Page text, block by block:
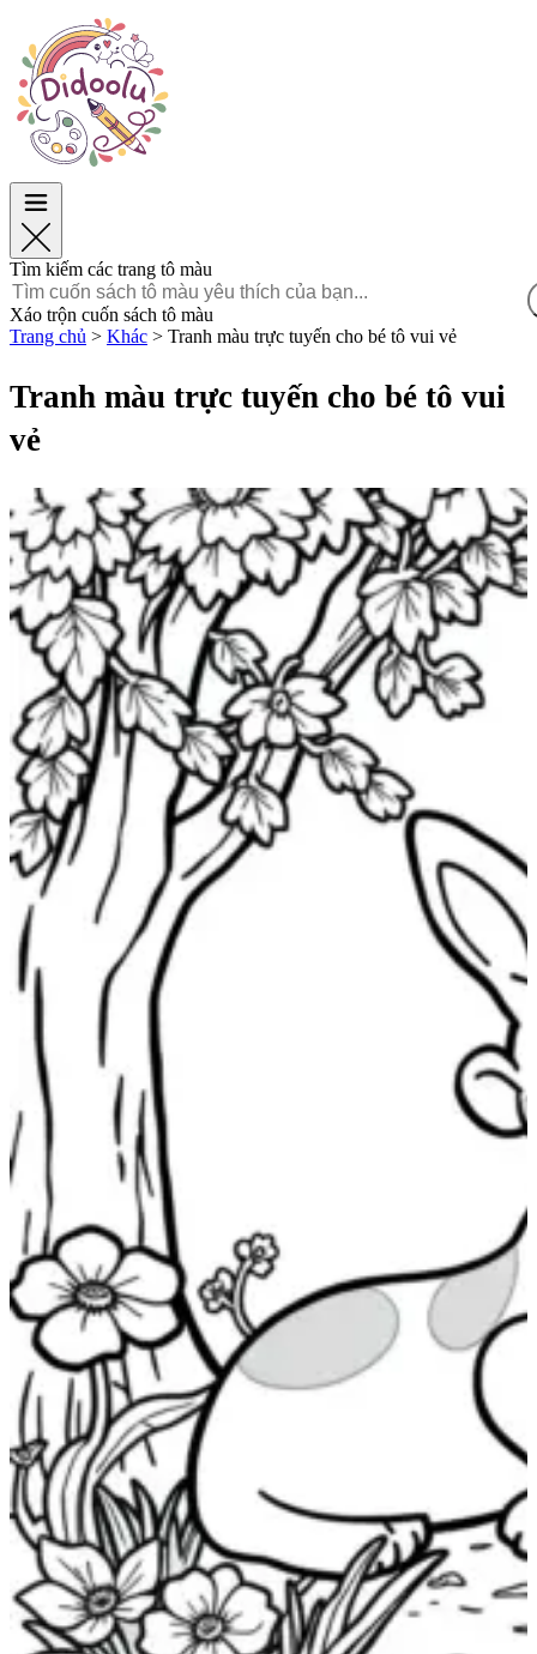
Phục Sinh
TOP Danh mục
Dành cho bé trai
Dành cho bé gái
Tiếng Việt
POLSKI
FRANÇAIS
Phục Sinh
TOP Danh mục
Dành cho bé trai
Dành cho bé gái
Tìm kiếm các trang tô màu
Xáo trộn cuốn sách tô màu
Trang chủ > Khác > Tranh màu trực tuyến cho bé tô vui vẻ
Tranh màu trực tuyến cho bé tô vui
vẻ